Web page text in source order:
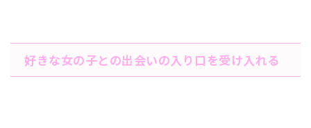
好きな女の子との出会いの入り口を受け入れる